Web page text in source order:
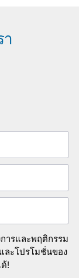
ารและพฤติกรรม
ละโปรโมชั่นของ
!